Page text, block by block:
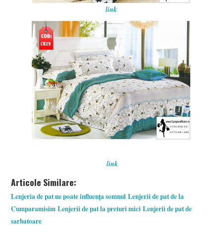
link
link
Articole Similare:
Lenjeria de pat ne poate influența somnul Lenjerii de pat de la
Cumparamisim Lenjerii de pat la preturi mici Lenjerii de pat de
sarbatoare